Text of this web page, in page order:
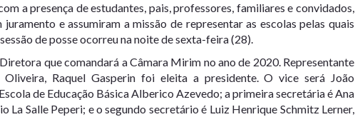
a presença de estudantes, pais, professores, familiares e convidados,
e assumiram a missão de representar as escolas pelas quais
de posse ocorreu na noite de sexta-feira (28).
que comandará a Câmara Mirim no ano de 2020. Representante
Raquel Gasperin foi eleita a presidente. O vice será João
de Educação Básica Alberico Azevedo; a primeira secretária é Ana
La Salle Peperi; e o segundo secretário é Luiz Henrique Schmitz Lerner,